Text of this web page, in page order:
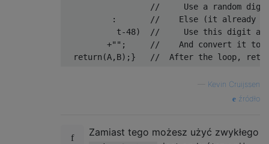
//     Use a random
:
//    Else (it already
           t
-48)
//     Use this digit as
+"" ;
//    And convert it to a
return (A, B);} //  After the loop,
Kevin Cruijssen
źródło
Zamiast tego możesz użyć zwykłego